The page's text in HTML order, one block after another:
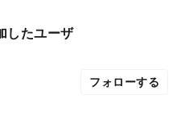
したユーザ
フォローする